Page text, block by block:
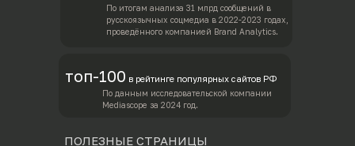
По итогам анализа 31 млрд сообщений в
русскоязычных соцмедиа в 2022-2023 годах,
проведённого компанией Brand Analytics.
топ-100 в рейтинге популярных сайтов РФ
По данным исследовательской компании
Mediascope за 2024 год.
ПОЛЕЗНЫЕ СТРАНИЦЫ